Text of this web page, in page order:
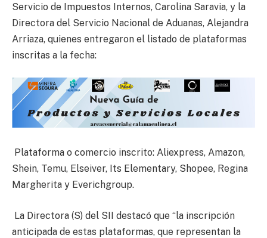
Servicio de Impuestos Internos, Carolina Saravia, y la
Directora del Servicio Nacional de Aduanas, Alejandra
Arriaza, quienes entregaron el listado de plataformas
inscritas a la fecha:
Plataforma o comercio inscrito: Aliexpress, Amazon,
Shein, Temu, Elseiver, Its Elementary, Shopee, Regina
Margherita y Everichgroup.
La Directora (S) del SII destacó que “la inscripción
anticipada de estas plataformas, que representan la